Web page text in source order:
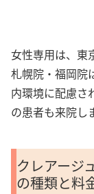
女性専用は、東
札幌院・福岡院
内環境に配慮さ
の患者も来院し
クレアージ
の種類と料